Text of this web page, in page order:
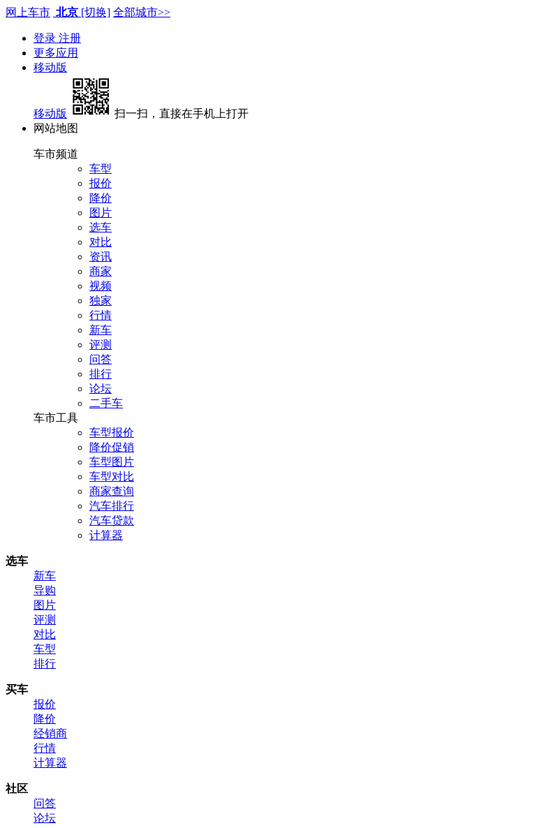
网上车市 北京 [切换] 全部城市>>
登录 注册
更多应用
移动版
移动版
扫一扫，直接在手机上打开
网站地图
车市频道
车型
报价
降价
图片
选车
对比
资讯
商家
视频
独家
行情
新车
评测
问答
排行
论坛
二手车
车市工具
车型报价
降价促销
车型图片
车型对比
商家查询
汽车排行
汽车贷款
计算器
选车
新车
导购
图片
评测
对比
车型
排行
买车
报价
降价
经销商
行情
计算器
社区
问答
论坛